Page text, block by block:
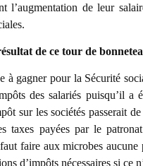
l’augmentation de leur
de ce tour de
à gagner pour la Sécurité
des salariés puisqu’il
sur les sociétés passerait
taxes payées par le
faire aux microbes aucune
d’impôts nécessaires si ce